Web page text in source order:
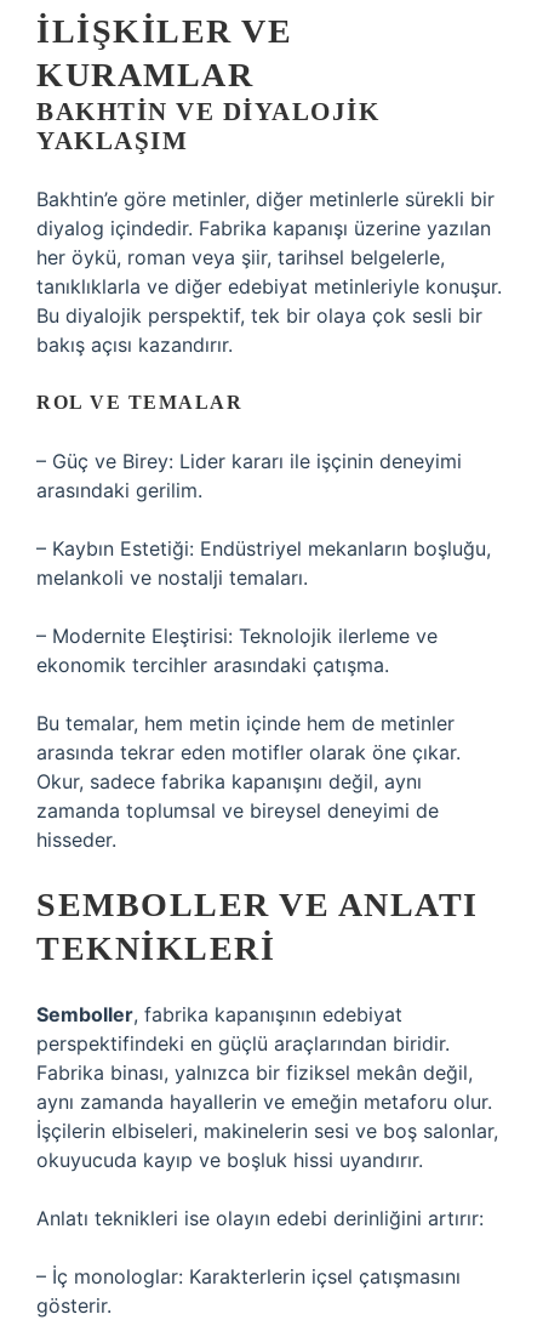
İLIŞKILER VE
KURAMLAR
BAKHTIN VE DIYALOJIK
YAKLAŞIM
Bakhtin’e göre metinler, diğer metinlerle sürekli bir
diyalog içindedir. Fabrika kapanışı üzerine yazılan
her öykü, roman veya şiir, tarihsel belgelerle,
tanıklıklarla ve diğer edebiyat metinleriyle konuşur.
Bu diyalojik perspektif, tek bir olaya çok sesli bir
bakış açısı kazandırır.
ROL VE TEMALAR
– Güç ve Birey: Lider kararı ile işçinin deneyimi
arasındaki gerilim.
– Kaybın Estetiği: Endüstriyel mekanların boşluğu,
melankoli ve nostalji temaları.
– Modernite Eleştirisi: Teknolojik ilerleme ve
ekonomik tercihler arasındaki çatışma.
Bu temalar, hem metin içinde hem de metinler
arasında tekrar eden motifler olarak öne çıkar.
Okur, sadece fabrika kapanışını değil, aynı
zamanda toplumsal ve bireysel deneyimi de
hisseder.
SEMBOLLER VE ANLATI
TEKNIKLERI
Semboller, fabrika kapanışının edebiyat
perspektifindeki en güçlü araçlarından biridir.
Fabrika binası, yalnızca bir fiziksel mekân değil,
aynı zamanda hayallerin ve emeğin metaforu olur.
İşçilerin elbiseleri, makinelerin sesi ve boş salonlar,
okuyucuda kayıp ve boşluk hissi uyandırır.
Anlatı teknikleri ise olayın edebi derinliğini artırır:
– İç monologlar: Karakterlerin içsel çatışmasını
gösterir.